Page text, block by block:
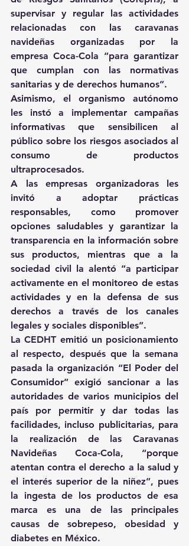
supervisar y regular las actividades
relacionadas con las caravanas
navideñas organizadas por la
empresa Coca-Cola “para garantizar
que cumplan con las normativas
sanitarias y de derechos humanos”.
Asimismo, el organismo autónomo
les instó a implementar campañas
informativas que sensibilicen al
público sobre los riesgos asociados al
consumo de productos
ultraprocesados.
A las empresas organizadoras les
invitó a adoptar prácticas
responsables, como promover
opciones saludables y garantizar la
transparencia en la información sobre
sus productos, mientras que a la
sociedad civil la alentó “a participar
activamente en el monitoreo de estas
actividades y en la defensa de sus
derechos a través de los canales
legales y sociales disponibles”.
La CEDHT emitió un posicionamiento
al respecto, después que la semana
pasada la organización “El Poder del
Consumidor” exigió sancionar a las
autoridades de varios municipios del
país por permitir y dar todas las
facilidades, incluso publicitarias, para
la realización de las Caravanas
Navideñas Coca-Cola, “porque
atentan contra el derecho a la salud y
el interés superior de la niñez”, pues
la ingesta de los productos de esa
marca es una de las principales
causas de sobrepeso, obesidad y
diabetes en México.